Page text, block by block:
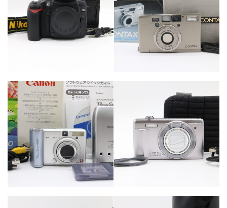
カテゴリー カメラ・レンズ カテゴリー カメラ・レンズ
カテゴリー カメラ・レンズ
カメラ・レンズ